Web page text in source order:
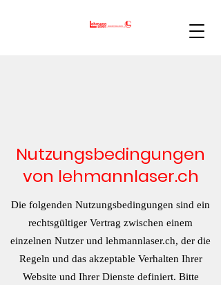
Nutzungsbedingungen
von lehmannlaser.ch
Die folgenden Nutzungsbedingungen sind ein
rechtsgültiger Vertrag zwischen einem
einzelnen Nutzer und lehmannlaser.ch, der die
Regeln und das akzeptable Verhalten Ihrer
Website und Ihrer Dienste definiert. Bitte